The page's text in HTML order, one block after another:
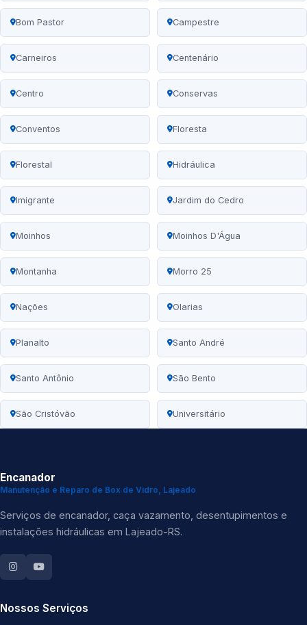
Bom Pastor Campestre
Carneiros Centenário
Centro Conservas
Conventos Floresta
Florestal Hidráulica
Imigrante Jardim do Cedro
Moinhos Moinhos D'Água
Montanha Morro 25
Nações Olarias
Planalto Santo André
Santo Antônio São Bento
São Cristóvão Universitário
Encanador
Manutenção e Reparo de Box de Vidro, Lajeado
Serviços de encanador, caça vazamento, desentupimentos e
instalações hidráulicas em Lajeado-RS.
Nossos Serviços